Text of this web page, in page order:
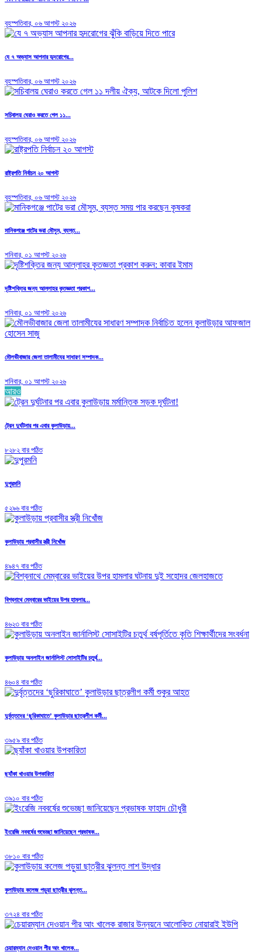
বৃহস্পতিবার, ০৬ আগস্ট ২০২৬
যে ৭ অভ্যাস আপনার হৃদরোগের...
বৃহস্পতিবার, ০৬ আগস্ট ২০২৬
সচিবালয় ঘেরাও করতে গেল ১১...
বৃহস্পতিবার, ০৬ আগস্ট ২০২৬
রাষ্ট্রপতি নির্বাচন ২০ আগস্ট
বৃহস্পতিবার, ০৬ আগস্ট ২০২৬
মানিকগঞ্জে পাটের ভরা মৌসুম, ব্যস্ত...
শনিবার, ০১ আগস্ট ২০২৬
দৃষ্টিশক্তির জন্য আল্লাহর কৃতজ্ঞতা প্রকাশ...
শনিবার, ০১ আগস্ট ২০২৬
মৌলভীবাজার জেলা তালামীযের সাধারণ সম্পাদক...
শনিবার, ০১ আগস্ট ২০২৬
আরও
ট্রেন দুর্ঘটনার পর এবার কুলাউড়ায়...
৮২৮২ বার পঠিত
দুপুরমনি
৫২৯৬ বার পঠিত
কুলাউড়ায় প্রবাসীর স্ত্রী নিখোঁজ
৪৯৪৭ বার পঠিত
বিশ্বনাথে মেম্বারের ভাইয়ের উপর হামলার...
৪৬২৩ বার পঠিত
কুলাউড়ায় অনলাইন জার্নালিস্ট সোসাইটির চতুর্থ...
৪৬০৪ বার পঠিত
দুর্বৃত্তদের ‘ছুরিকাঘাতে’ কুলাউড়ার ছাত্রলীগ কর্মী...
৩৯৫৯ বার পঠিত
ছ্যাঁকা খাওয়ার উপকারিতা
৩৯১০ বার পঠিত
ইংরেজি নববর্ষের শুভেচ্ছা জানিয়েছেন প্রভাষক...
৩৮১০ বার পঠিত
কুলাউড়ায় কলেজ পড়ুয়া ছাত্রীর ঝুলন্ত...
৩৭২৪ বার পঠিত
চেয়ারম্যান দেওয়ান পীর আং খালেক...